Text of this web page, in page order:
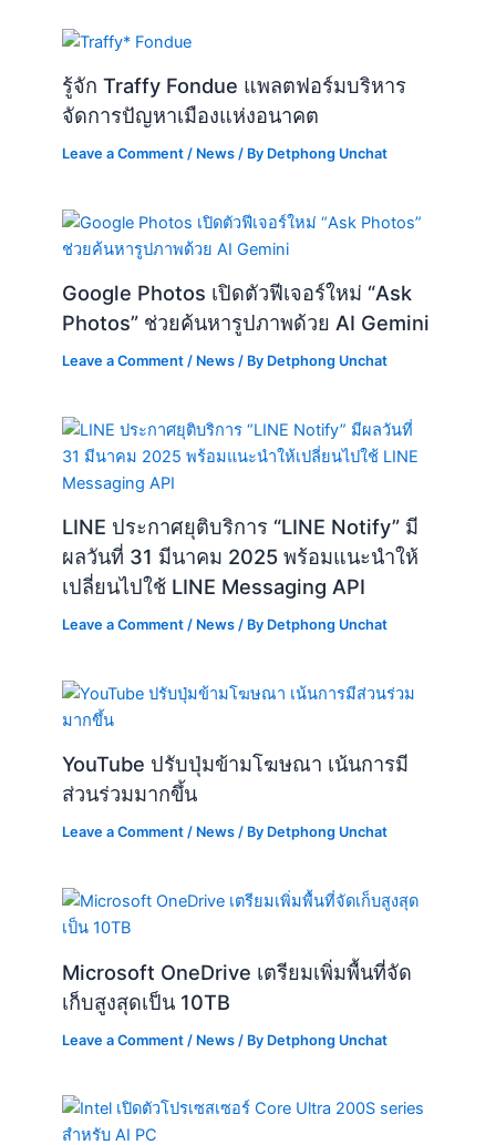
รู้จัก Traffy Fondue แพลตฟอร์มบริหาร
จัดการปัญหาเมืองแห่งอนาคต
Leave a Comment / News / By Detphong Unchat
Google Photos เปิดตัวฟีเจอร์ใหม่ “Ask
Photos” ช่วยค้นหารูปภาพด้วย AI Gemini
Leave a Comment / News / By Detphong Unchat
LINE ประกาศยุติบริการ “LINE Notify” มี
ผลวันที่ 31 มีนาคม 2025 พร้อมแนะนำให้
เปลี่ยนไปใช้ LINE Messaging API
Leave a Comment / News / By Detphong Unchat
YouTube ปรับปุ่มข้ามโฆษณา เน้นการมี
ส่วนร่วมมากขึ้น
Leave a Comment / News / By Detphong Unchat
Microsoft OneDrive เตรียมเพิ่มพื้นที่จัด
เก็บสูงสุดเป็น 10TB
Leave a Comment / News / By Detphong Unchat